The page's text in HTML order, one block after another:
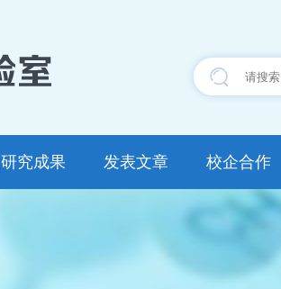
研究成果 发表文章 校企合作